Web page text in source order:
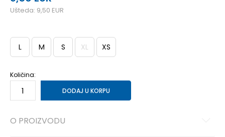
Ušteda: 9,50 EUR
L M S XL XS
Količina:
DODAJ U KORPU
O PROIZVODU